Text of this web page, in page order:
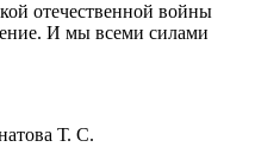
отечественной войны
И мы всеми силами
Т. С.